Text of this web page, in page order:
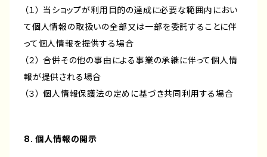
（１） 当ショップが利用目的の達成に必要な範囲内におい
て個人情報の取扱いの全部又は一部を委託することに伴
って個人情報を提供する場合
（２） 合併その他の事由による事業の承継に伴って個人情
報が提供される場合
（３） 個人情報保護法の定めに基づき共同利用する場合
8. 個人情報の開示